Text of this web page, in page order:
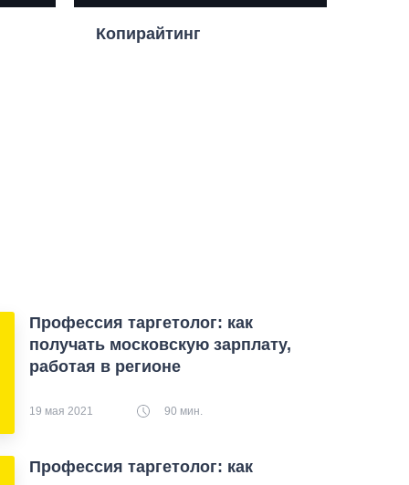
Копирайтинг
Профессия таргетолог: как
получать московскую зарплату,
работая в регионе
19 мая 2021 90 мин.
Профессия таргетолог: как